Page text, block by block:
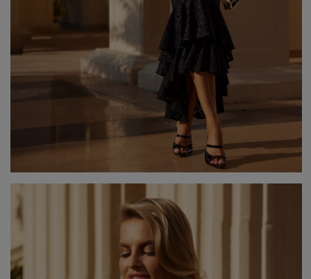
Beliebte Kategorien
ZUR HOCHZEIT BESTSELLER
Stil
PARTYKLEIDER
BOHO
JEANSKLEIDER
FIGURBETONTE
AUSGESTELLTE KLEIDER
FORMELLE KLEIDER
ASYMMETRISCHE
STRICKKLEIDER
MIT RÜSCHEN
MIT SCHÖSSCHEN